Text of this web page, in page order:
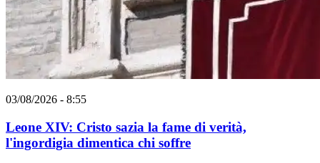
03/08/2026 - 8:55
Leone XIV: Cristo sazia la fame di verità,
l'ingordigia dimentica chi soffre